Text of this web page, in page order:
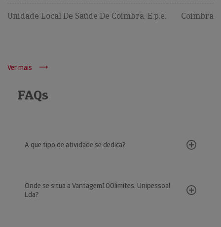
Unidade Local De Saúde De Coimbra, E.p.e. Coimbra
Ver mais
FAQs
A que tipo de atividade se dedica?
Onde se situa a Vantagem100limites, Unipessoal
Lda?